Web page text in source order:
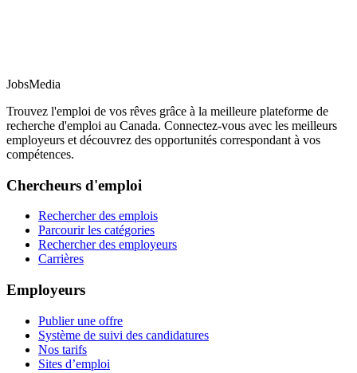
JobsMedia
Trouvez l'emploi de vos rêves grâce à la meilleure plateforme de
recherche d'emploi au Canada. Connectez-vous avec les meilleurs
employeurs et découvrez des opportunités correspondant à vos
compétences.
Chercheurs d'emploi
Rechercher des emplois
Parcourir les catégories
Rechercher des employeurs
Carrières
Employeurs
Publier une offre
Système de suivi des candidatures
Nos tarifs
Sites d’emploi